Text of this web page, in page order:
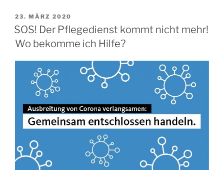
VERÖFFENTLICHT
AM
23. MÄRZ 2020
SOS! Der Pflegedienst kommt nicht mehr!
Wo bekomme ich Hilfe?